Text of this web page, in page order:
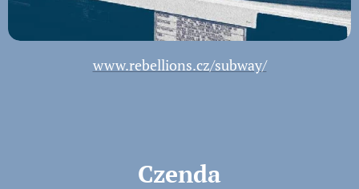
www.rebellions.cz/subway/
Czenda